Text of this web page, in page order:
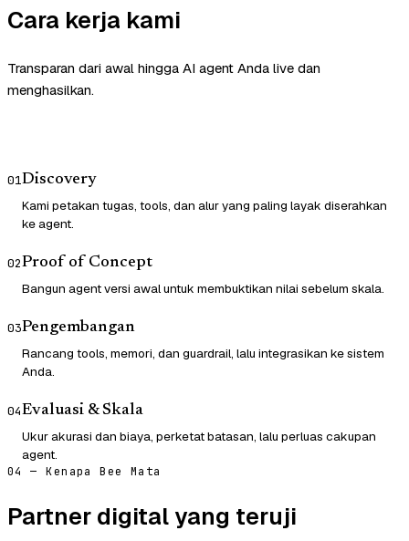
Cara kerja kami
Transparan dari awal hingga AI agent Anda live dan
menghasilkan.
01Discovery
Kami petakan tugas, tools, dan alur yang paling layak diserahkan
ke agent.
02Proof of Concept
Bangun agent versi awal untuk membuktikan nilai sebelum skala.
03Pengembangan
Rancang tools, memori, dan guardrail, lalu integrasikan ke sistem
Anda.
04Evaluasi & Skala
Ukur akurasi dan biaya, perketat batasan, lalu perluas cakupan
agent.
04 — Kenapa Bee Mata
Partner digital yang teruji